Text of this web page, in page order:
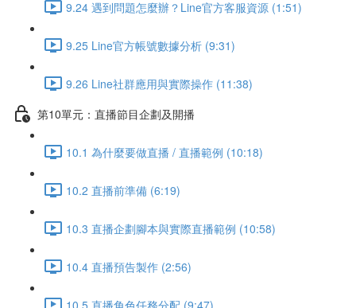
9.24 遇到問題怎麼辦？Line官方客服資源 (1:51)
9.25 Line官方帳號數據分析 (9:31)
9.26 Line社群應用與實際操作 (11:38)
第10單元：直播節目企劃及開播
10.1 為什麼要做直播 / 直播範例 (10:18)
10.2 直播前準備 (6:19)
10.3 直播企劃腳本與實際直播範例 (10:58)
10.4 直播預告製作 (2:56)
10.5 直播角色任務分配 (9:47)